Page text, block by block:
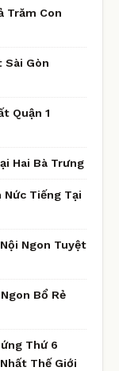
Trăm Con
Sài Gòn
Quận 1
Hai Bà Trưng
Nức Tiếng Tại
Ngon Tuyệt
Bổ Rẻ
Thứ 6
Thế Giới